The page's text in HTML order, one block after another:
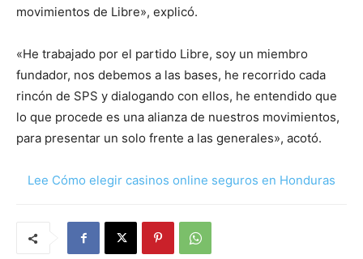
movimientos de Libre», explicó.
«He trabajado por el partido Libre, soy un miembro
fundador, nos debemos a las bases, he recorrido cada
rincón de SPS y dialogando con ellos, he entendido que
lo que procede es una alianza de nuestros movimientos,
para presentar un solo frente a las generales», acotó.
Lee Cómo elegir casinos online seguros en Honduras